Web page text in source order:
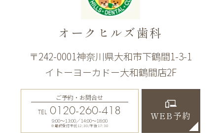
オークヒルズ歯科
〒242-0001神奈川県大和市下鶴間1-3-1
イトーヨーカドー大和鶴間店2F
ご予約・お問合せ
TEL 0120-260-418
9:00〜13:00／14:00〜18:00
※最終受付午前12:30/午後17:30
WEB予約